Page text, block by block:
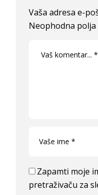
Vaša adresa e-
Neophodna
Zapamti moje
pretraživaču za